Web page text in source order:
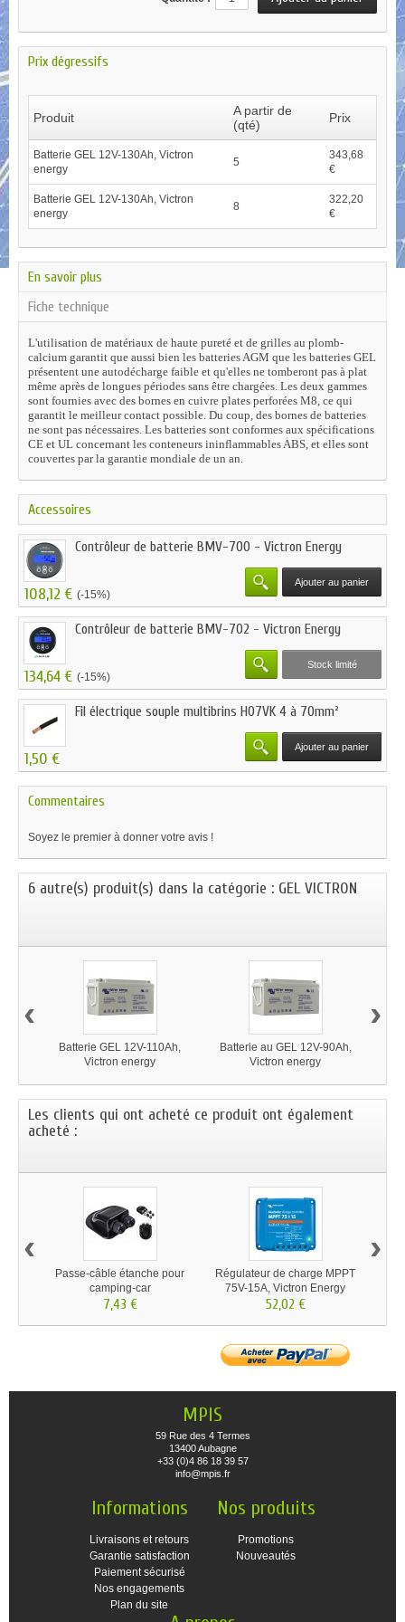
Prix dégressifs
Produit
A partir de
(qté)
Prix
Batterie GEL 12V-130Ah, Victron
energy
5
343,68
€
Batterie GEL 12V-130Ah, Victron
energy
8
322,20
€
En savoir plus
Fiche technique
L'utilisation de matériaux de haute pureté et de grilles au plomb-
calcium garantit que aussi bien les batteries AGM que les batteries GEL
présentent une autodécharge faible et qu'elles ne tomberont pas à plat
même après de longues périodes sans être chargées. Les deux gammes
sont fournies avec des bornes en cuivre plates perforées M8, ce qui
garantit le meilleur contact possible. Du coup, des bornes de batteries
ne sont pas nécessaires. Les batteries sont conformes aux spécifications
CE et UL concernant les conteneurs ininflammables ABS, et elles sont
couvertes par la garantie mondiale de un an.
Accessoires
Contrôleur de batterie BMV-700 - Victron Energy
108,12 € (-15%)
Ajouter au panier
Contrôleur de batterie BMV-702 - Victron Energy
134,64 € (-15%)
Stock limité
Fil électrique souple multibrins H07VK 4 à 70mm²
1,50 €
Ajouter au panier
Commentaires
Soyez le premier à donner votre avis !
6 autre(s) produit(s) dans la catégorie : GEL VICTRON
Batterie GEL 12V-110Ah,
Victron energy
Batterie au GEL 12V-90Ah,
Victron energy
‹ ›
Les clients qui ont acheté ce produit ont également
acheté :
Passe-câble étanche pour
camping-car
7,43 €
Régulateur de charge MPPT
75V-15A, Victron Energy
52,02 €
‹ ›
MPIS
59 Rue des 4 Termes
13400 Aubagne
+33 (0)4 86 18 39 57
info@mpis.fr
Informations
Livraisons et retours
Garantie satisfaction
Paiement sécurisé
Nos engagements
Plan du site
Nos produits
Promotions
Nouveautés